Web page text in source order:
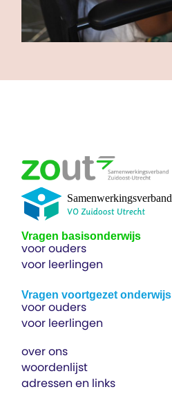
Vragen basisonderwijs
voor ouders
voor leerlingen
Vragen voortgezet onderwijs
voor ouders
voor leerlingen
over ons
woordenlijst
adressen en links